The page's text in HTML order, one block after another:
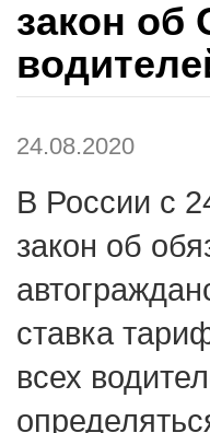
закон
24.08.2020
В России с
закон об
ставка
всех